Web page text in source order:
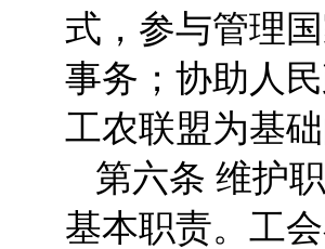
式，参与管理
事务；协助人
工农联盟为基
第六条 维护
基本职责。工